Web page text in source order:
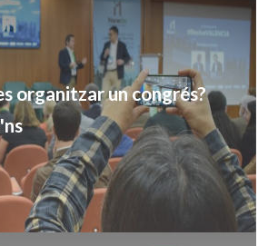
organitzar un congrés?